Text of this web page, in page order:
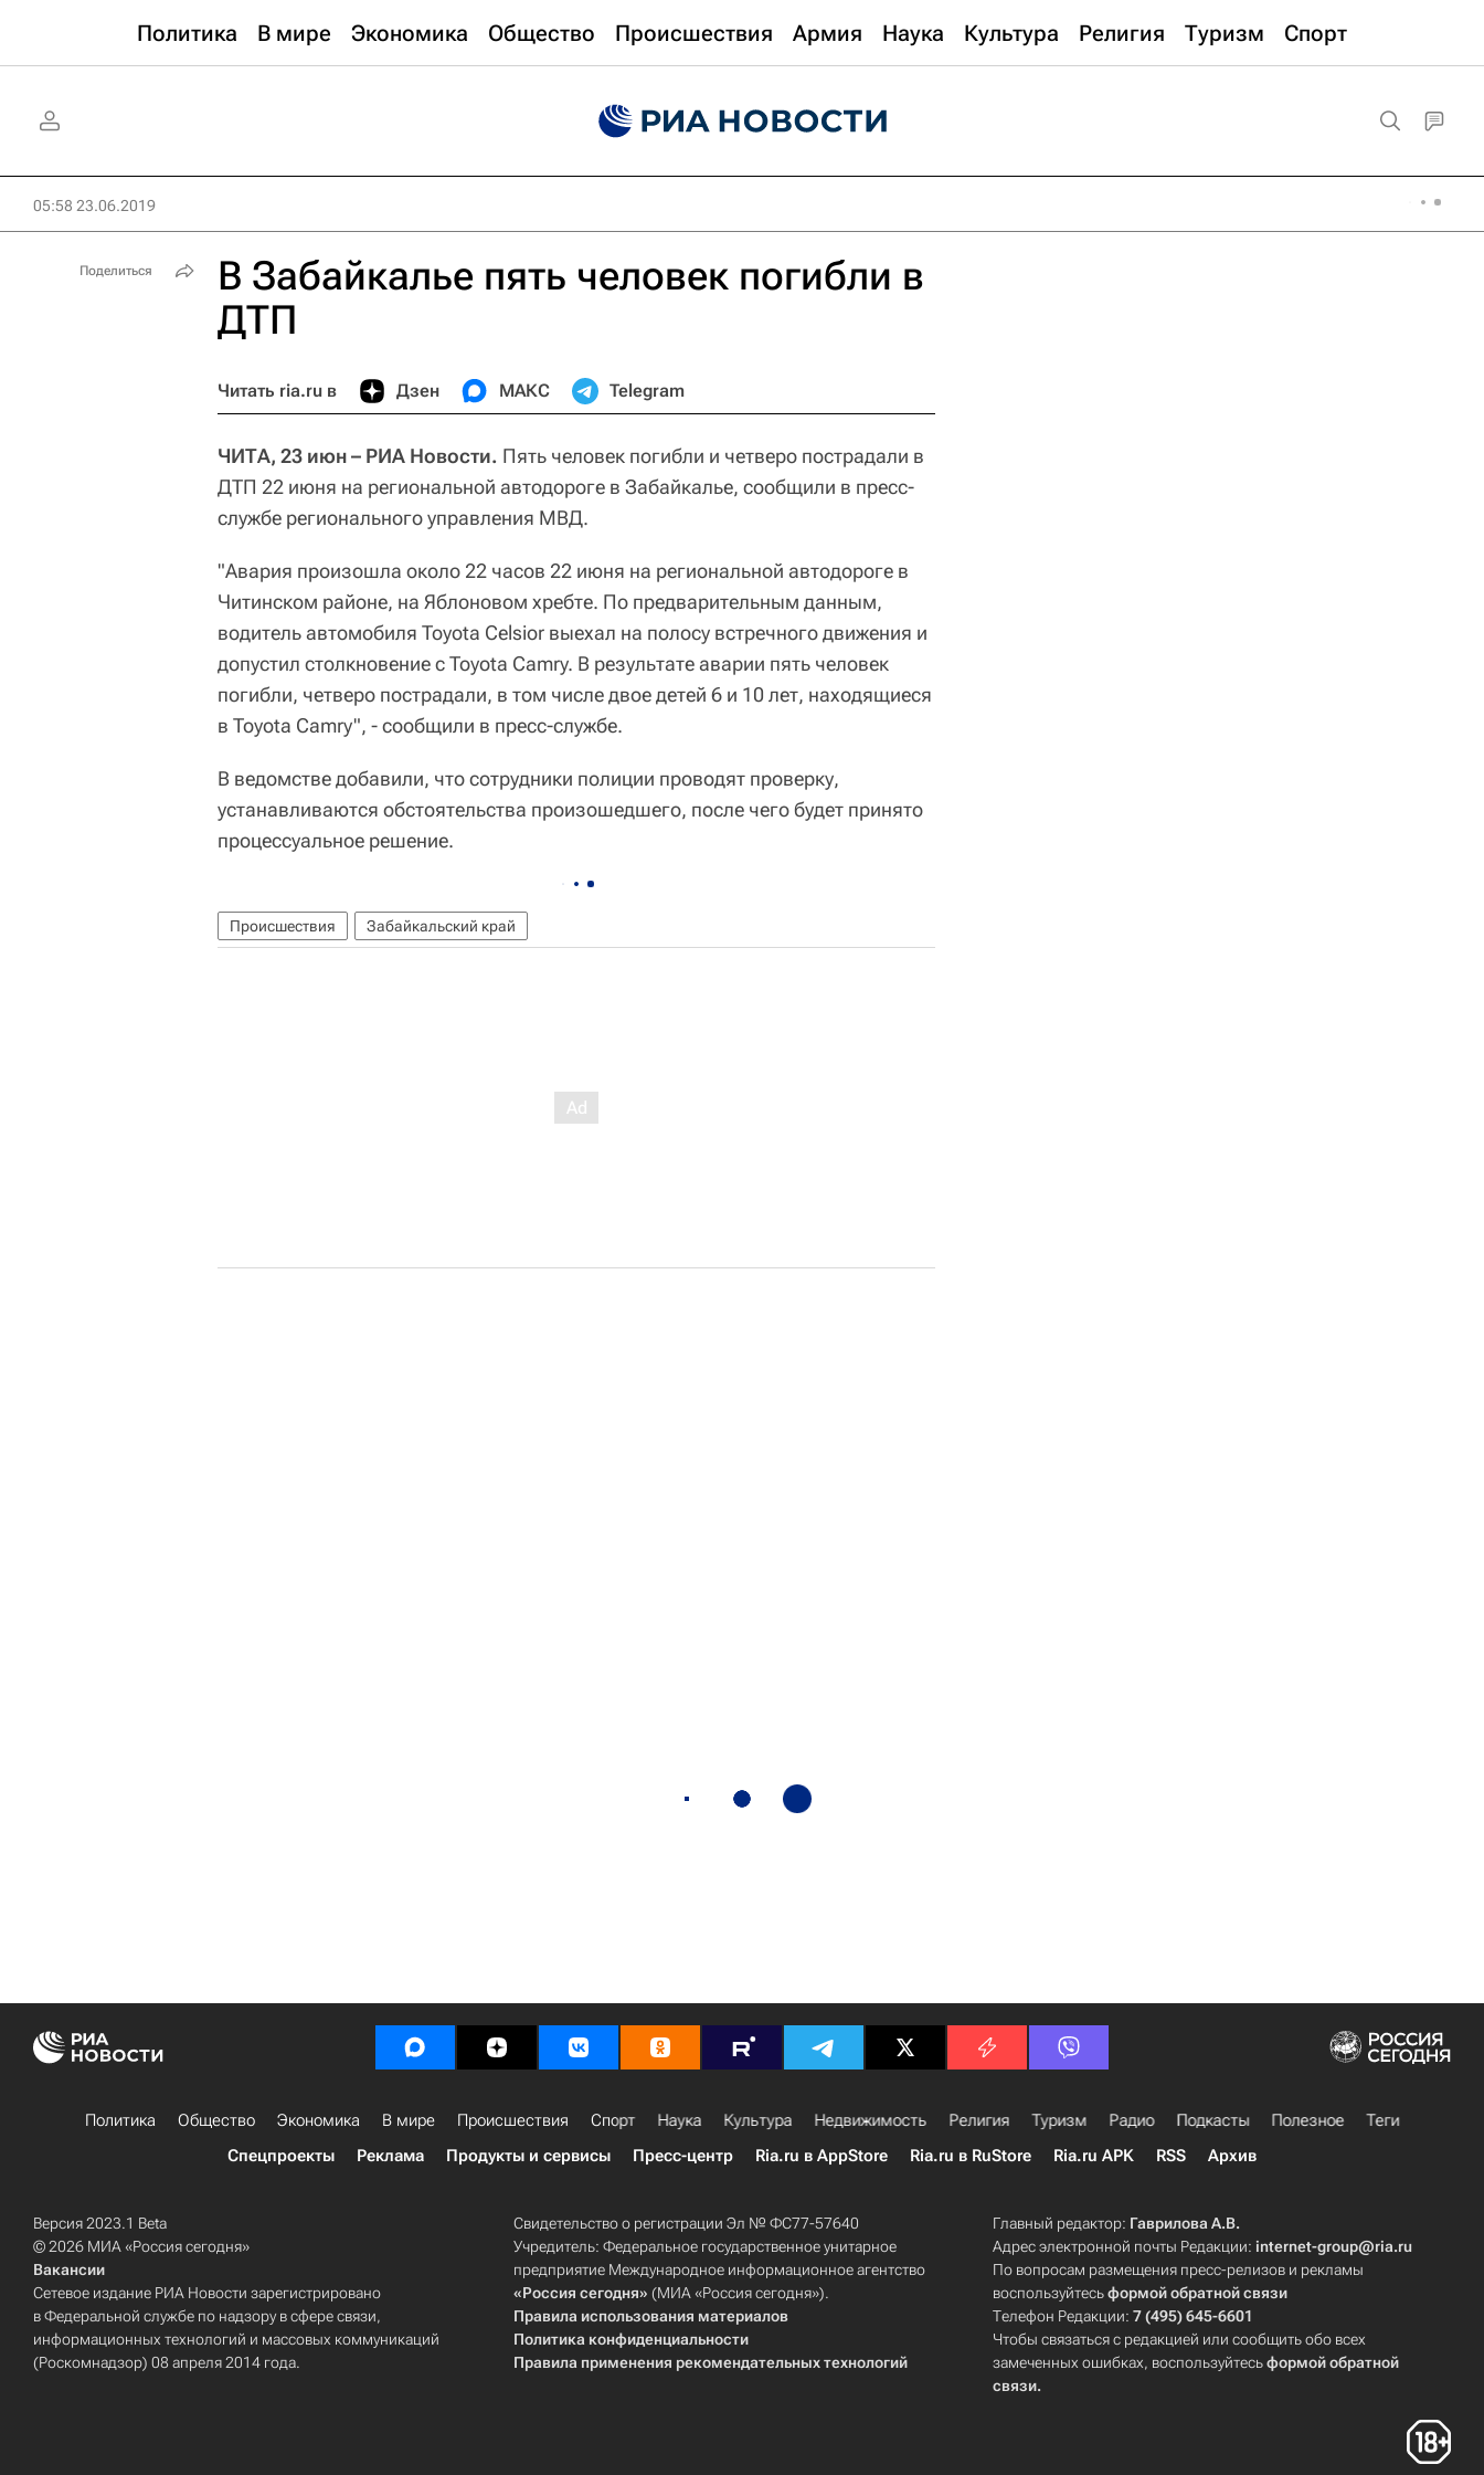
Политика В мире Экономика Общество Происшествия Армия Наука Культура Религия Туризм Спорт
05:58 23.06.2019
В Забайкалье пять человек погибли в
ДТП
Читать ria.ru в Дзен МАКС Telegram
ЧИТА, 23 июн – РИА Новости. Пять человек погибли и четверо пострадали в
ДТП 22 июня на региональной автодороге в Забайкалье, сообщили в пресс-
службе регионального управления МВД.
"Авария произошла около 22 часов 22 июня на региональной автодороге в
Читинском районе, на Яблоновом хребте. По предварительным данным,
водитель автомобиля Toyota Celsior выехал на полосу встречного движения и
допустил столкновение с Toyota Camry. В результате аварии пять человек
погибли, четверо пострадали, в том числе двое детей 6 и 10 лет, находящиеся
в Toyota Camry", - сообщили в пресс-службе.
В ведомстве добавили, что сотрудники полиции проводят проверку,
устанавливаются обстоятельства произошедшего, после чего будет принято
процессуальное решение.
Происшествия Забайкальский край
Поделиться
Политика Общество Экономика В мире Происшествия Спорт Наука Культура Недвижимость Религия Туризм Радио Подкасты Полезное
Теги
Спецпроекты
Реклама Продукты и сервисы Пресс-центр Ria.ru в AppStore Ria.ru в RuStore Ria.ru APK RSS Архив
Версия 2023.1 Beta
© 2026 МИА «Россия сегодня»
Вакансии
Сетевое издание РИА Новости зарегистрировано
в Федеральной службе по надзору в сфере связи,
информационных технологий и массовых коммуникаций
(Роскомнадзор) 08 апреля 2014 года.
Свидетельство о регистрации Эл № ФС77-57640
Учредитель: Федеральное государственное унитарное
предприятие Международное информационное агентство
«Россия сегодня» (МИА «Россия сегодня»).
Правила использования материалов
Политика конфиденциальности
Правила применения рекомендательных технологий
Главный редактор: Гаврилова А.В.
Адрес электронной почты Редакции:internet-group@ria.ru
По вопросам размещения пресс-релизов и рекламы
воспользуйтесьформой обратной связи
Телефон Редакции:7 (495) 645-6601
Чтобы связаться с редакцией или сообщить обо всех
замеченных ошибках, воспользуйтесьформой обратной
связи.